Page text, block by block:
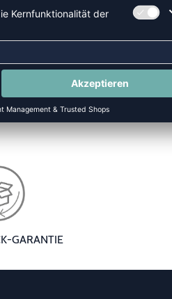
POLY SHIRT
UVP 17,99 €
GARANTIE